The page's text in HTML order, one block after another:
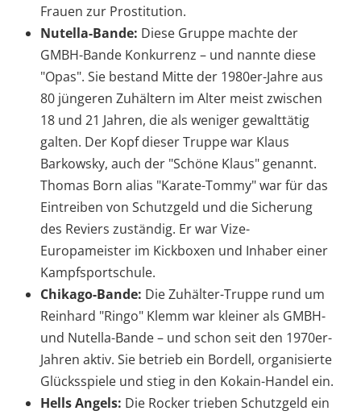
Frauen zur Prostitution.
Nutella-Bande: Diese Gruppe machte der
GMBH-Bande Konkurrenz – und nannte diese
"Opas". Sie bestand Mitte der 1980er-Jahre aus
80 jüngeren Zuhältern im Alter meist zwischen
18 und 21 Jahren, die als weniger gewalttätig
galten. Der Kopf dieser Truppe war Klaus
Barkowsky, auch der "Schöne Klaus" genannt.
Thomas Born alias "Karate-Tommy" war für das
Eintreiben von Schutzgeld und die Sicherung
des Reviers zuständig. Er war Vize-
Europameister im Kickboxen und Inhaber einer
Kampfsportschule.
Chikago-Bande: Die Zuhälter-Truppe rund um
Reinhard "Ringo" Klemm war kleiner als GMBH-
und Nutella-Bande – und schon seit den 1970er-
Jahren aktiv. Sie betrieb ein Bordell, organisierte
Glücksspiele und stieg in den Kokain-Handel ein.
Hells Angels: Die Rocker trieben Schutzgeld ein